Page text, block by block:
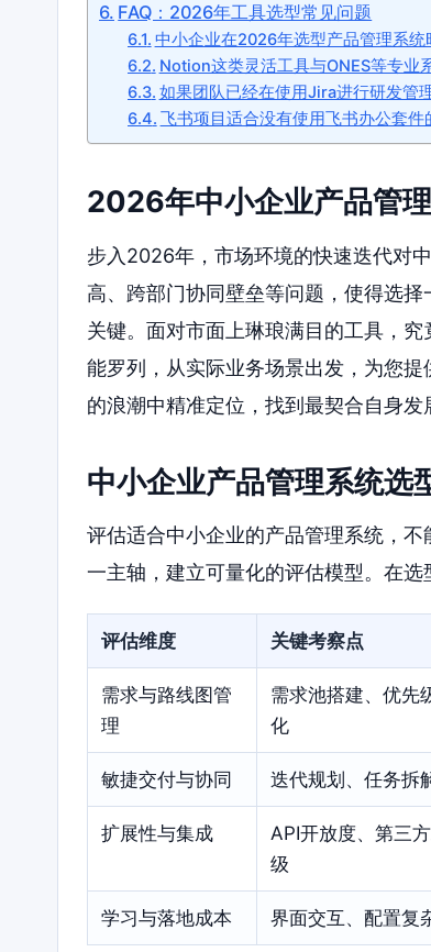
FAQ：2026年工具选型常见问题
中小企业在2026年选型产品管理系统
Notion这类灵活工具与ONES等专业
如果团队已经在使用Jira进行研发管
飞书项目适合没有使用飞书办公套件
2026年中小企业产品管
步入2026年，市场环境的快速迭代对
高、跨部门协同壁垒等问题，使得选
关键。面对市面上琳琅满目的工具，
能罗列，从实际业务场景出发，为您
的浪潮中精准定位，找到最契合自身发
中小企业产品管理系统选
评估适合中小企业的产品管理系统，
一主轴，建立可量化的评估模型。在选
评估维度 关键考察点
需求与路线图管
理
需求池搭建、优先
化
敏捷交付与协同 迭代规划、任务拆
扩展性与集成
API开放度、第三
级
学习与落地成本 界面交互、配置复